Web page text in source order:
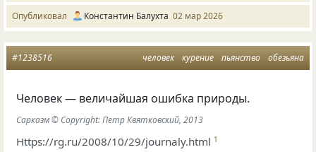
Опубликовал Константин Балухта 02 мар 2026
человек курение пьянство обезьяна
#1238516
Человек — величайшая ошибка природы.
Сарказм © Copyright: Петр Квятковский, 2013
Https://rg.ru/2008/10/29/journaly.html 1